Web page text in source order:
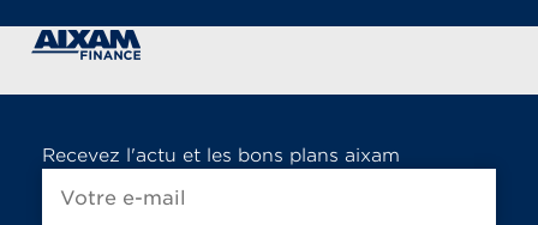
Recevez l'actu et les bons plans aixam